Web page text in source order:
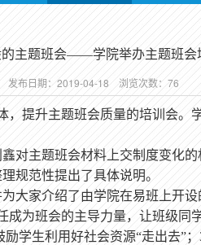
的主题班会——学院举办主题班会
发布日期：2019-04-18 浏览次数： 76
，提升主题班会质量的培训会。
对主题班会材料 上交制度变化的
规范性提出了具体说明。
大家介绍了由学院在易班上开
成为班会的主导力量，让班级同
学生利用好社会资源“走出去”